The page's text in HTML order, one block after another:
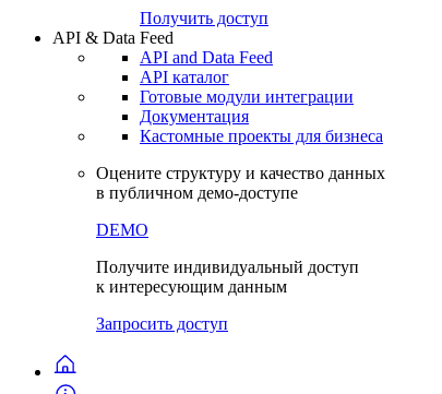
Попробуйте7-дневный
Откройте глобальную базу данных
Получить доступ
API & Data Feed
API and Data Feed
API каталог
Документация
Кастомные проекты для бизнеса
Оцените структуру и качество данных
в публичном демо-доступе
DEMO
Получите индивидуальный доступ